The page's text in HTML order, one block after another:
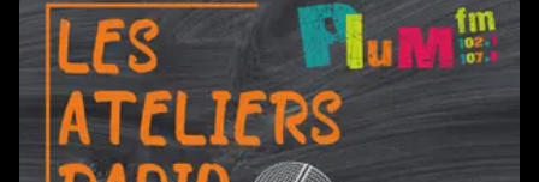
Grille des programmes
Podcasts
Le gallo